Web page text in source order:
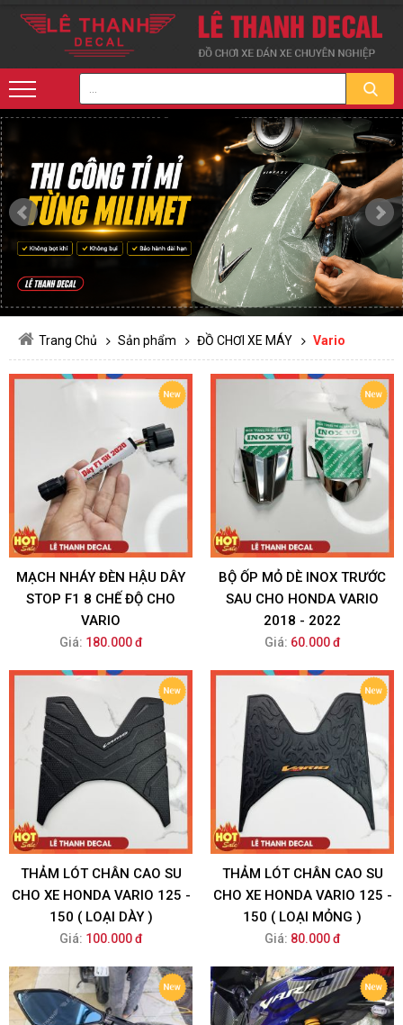
Trang Chủ Sản phẩm ĐỒ CHƠI XE MÁY Vario
MẠCH NHÁY ĐÈN HẬU DÂY
STOP F1 8 CHẾ ĐỘ CHO
VARIO
Giá: 180.000 đ
BỘ ỐP MỎ DÈ INOX TRƯỚC
SAU CHO HONDA VARIO
2018 - 2022
Giá: 60.000 đ
THẢM LÓT CHÂN CAO SU
CHO XE HONDA VARIO 125 -
150 ( LOẠI DÀY )
Giá: 100.000 đ
THẢM LÓT CHÂN CAO SU
CHO XE HONDA VARIO 125 -
150 ( LOẠI MỎNG )
Giá: 80.000 đ